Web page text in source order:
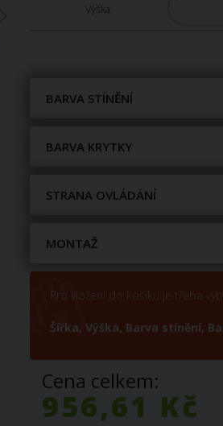
Výška:
BARVA STÍNĚNÍ
BARVA KRYTKY
STRANA OVLÁDÁNÍ
MONTAŽ
Pro vložení do košíku je třeba
Šířka,Výška, Barva stínění,
Cena celkem:
956,61 Kč